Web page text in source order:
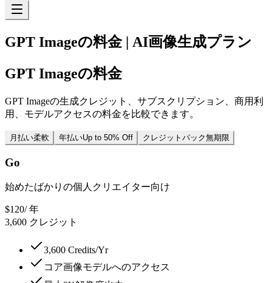
GPT Imageの料金 | AI画像生成プラン
GPT Imageの料金
GPT Imageの生成クレジット、サブスクリプション、商用利
用、モデルアクセスの料金を比較できます。
月払い柔軟 年払いUp to 50% Off クレジットパック無期限
Go
始めたばかりの個人クリエイター向け
$120/ 年
3,600 クレジット
3,600 Credits/Yr
コア画像モデルへのアクセス